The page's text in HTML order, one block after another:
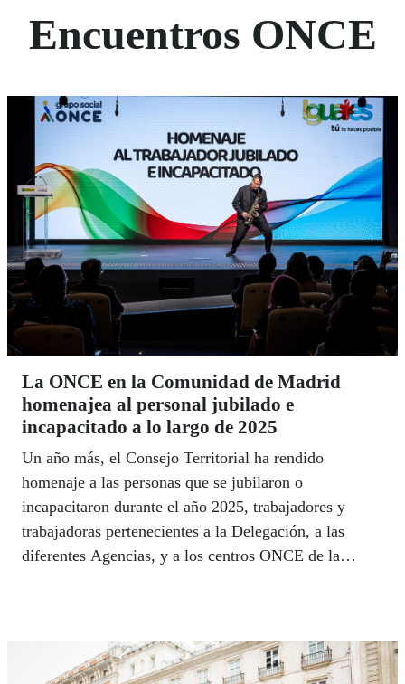
Encuentros ONCE
La ONCE en la Comunidad de Madrid
homenajea al personal jubilado e
incapacitado a lo largo de 2025
Un año más, el Consejo Territorial ha rendido
homenaje a las personas que se jubilaron o
incapacitaron durante el año 2025, trabajadores y
trabajadoras pertenecientes a la Delegación, a las
diferentes Agencias, y a los centros ONCE de la